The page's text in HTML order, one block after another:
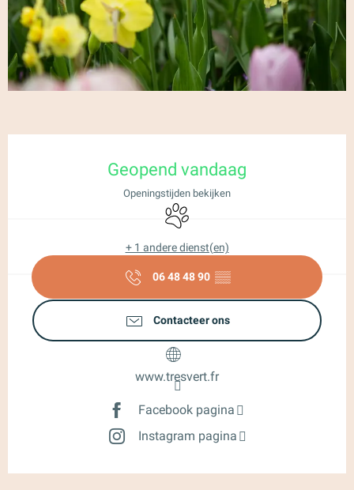
Geopend vandaag
Openingstijden bekijken
Dieren toegelaten
+ 1 andere dienst(en)
06 48 48 90 ▒▒
Contacteer ons
www.tresvert.fr
Facebook pagina
Instagram pagina